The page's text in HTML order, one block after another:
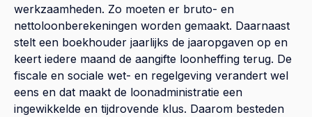
werkzaamheden. Zo moeten er bruto- en
nettoloonberekeningen worden gemaakt. Daarnaast
stelt een boekhouder jaarlijks de jaaropgaven op en
keert iedere maand de aangifte loonheffing terug. De
fiscale en sociale wet- en regelgeving verandert wel
eens en dat maakt de loonadministratie een
ingewikkelde en tijdrovende klus. Daarom besteden